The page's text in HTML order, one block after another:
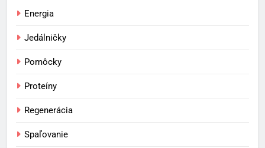
Energia
Jedálničky
Pomôcky
Proteíny
Regenerácia
Spaľovanie